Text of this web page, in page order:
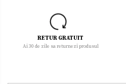
RETUR GRATUIT
Ai 30 de zile sa returnezi produsul